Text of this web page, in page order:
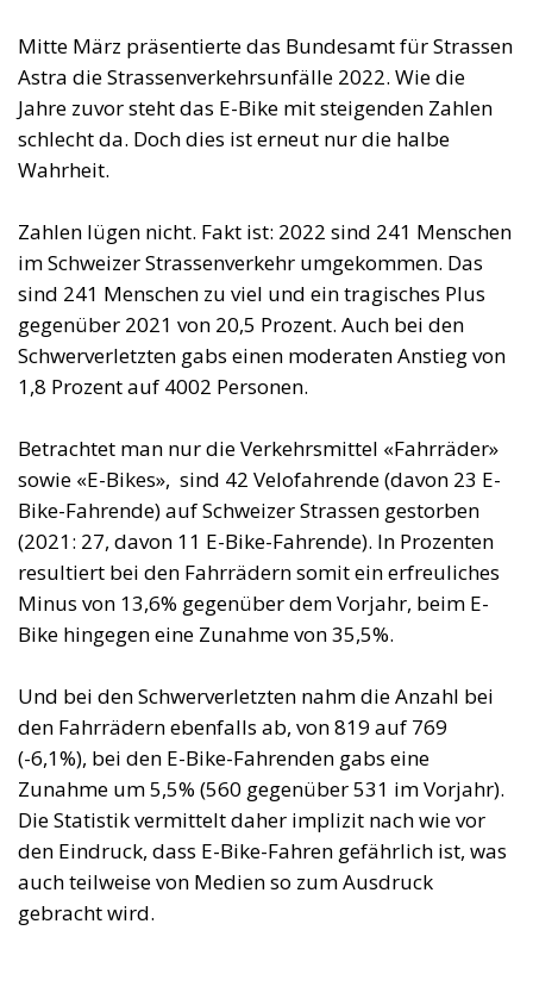
Mitte März präsentierte das Bundesamt für Strassen
Astra die Strassenverkehrsunfälle 2022. Wie die
Jahre zuvor steht das E-Bike mit steigenden Zahlen
schlecht da. Doch dies ist erneut nur die halbe
Wahrheit.
Zahlen lügen nicht. Fakt ist: 2022 sind 241 Menschen
im Schweizer Strassenverkehr umgekommen. Das
sind 241 Menschen zu viel und ein tragisches Plus
gegenüber 2021 von 20,5 Prozent. Auch bei den
Schwerverletzten gabs einen moderaten Anstieg von
1,8 Prozent auf 4002 Personen.
Betrachtet man nur die Verkehrsmittel «Fahrräder»
sowie «E-Bikes», sind 42 Velofahrende (davon 23 E-
Bike-Fahrende) auf Schweizer Strassen gestorben
(2021: 27, davon 11 E-Bike-Fahrende). In Prozenten
resultiert bei den Fahrrädern somit ein erfreuliches
Minus von 13,6% gegenüber dem Vorjahr, beim E-
Bike hingegen eine Zunahme von 35,5%.
Und bei den Schwerverletzten nahm die Anzahl bei
den Fahrrädern ebenfalls ab, von 819 auf 769
(-6,1%), bei den E-Bike-Fahrenden gabs eine
Zunahme um 5,5% (560 gegenüber 531 im Vorjahr).
Die Statistik vermittelt daher implizit nach wie vor
den Eindruck, dass E-Bike-Fahren gefährlich ist, was
auch teilweise von Medien so zum Ausdruck
gebracht wird.